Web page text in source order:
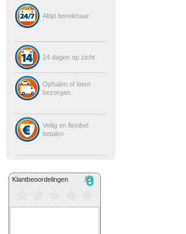
Altijd bereikbaar
14 dagen op zicht
Ophalen of laten
bezorgen
Veilig en flexibel
betalen